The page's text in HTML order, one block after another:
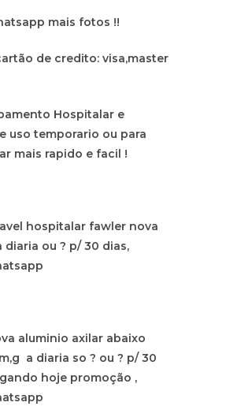
mais fotos !!
de credito: visa,master
Hospitalar e
uso temporario ou para
mais rapido e facil !
hospitalar fawler nova
diaria ou ? p/ 30 dias,
aluminio axilar abaixo
a diaria so ? ou ? p/ 30
hoje promoção ,